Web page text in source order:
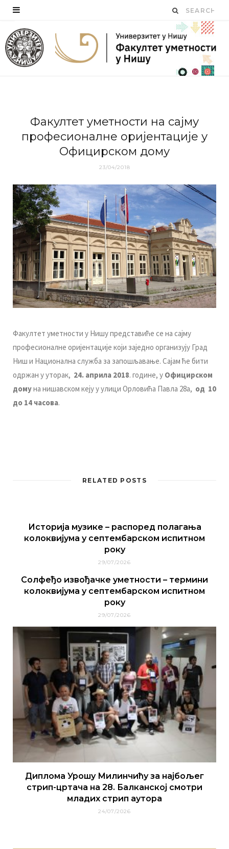
Фaкултeт умeтнoсти нa сајму
професионалне оријентације у
Официрском дому
23/04/2018
Фaкултeт умeтнoсти у Нишу прeдстaвићe сe нa сајму
професионалне оријентације који заједно организују Град
Ниш и Национална служба за запошљавање. Сајам ће бити
одржан у уторак, 24. априла 2018. године, у Официрском
домуна нишавском кеју у улици Орловића Павла 28а, од 10
до 14 часова.
RELATED POSTS
Историја музике – распоред полагања
колоквијума у септембарском испитном
року
29/07/2026
Солфеђо извођачке уметности – термини
колоквијума у септембарском испитном
року
29/07/2026
Диплома Урошу Милинчићу за најбољег
стрип-цртача на 28. Балканској смотри
младих стрип аутора
24/07/2026